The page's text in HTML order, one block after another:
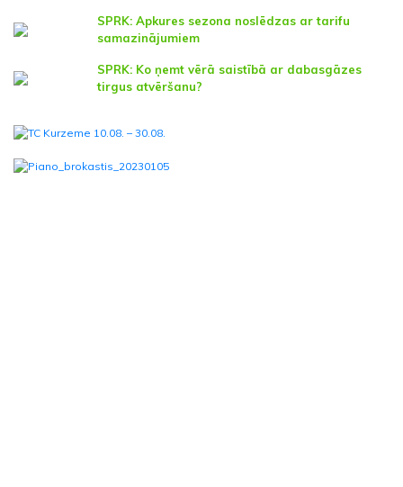
SPRK: Apkures sezona noslēdzas ar tarifu
samazinājumiem
SPRK: Ko ņemt vērā saistībā ar dabasgāzes
tirgus atvēršanu?